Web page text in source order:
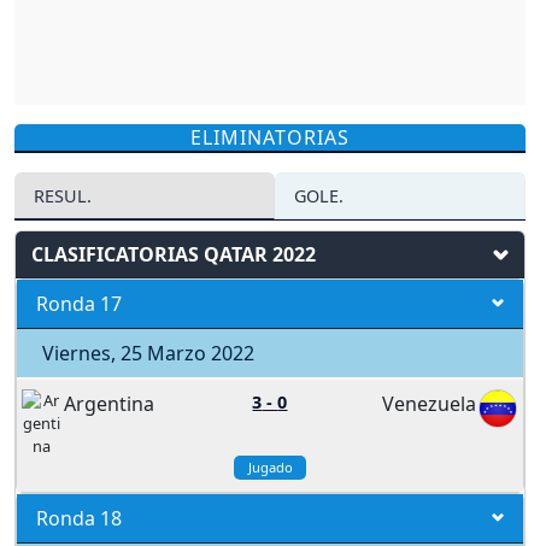
ELIMINATORIAS
RESUL. GOLE.
CLASIFICATORIAS QATAR 2022
Ronda 17
Viernes, 25 Marzo 2022
Argentina
3 -0 Venezuela
Jugado
Ronda 18